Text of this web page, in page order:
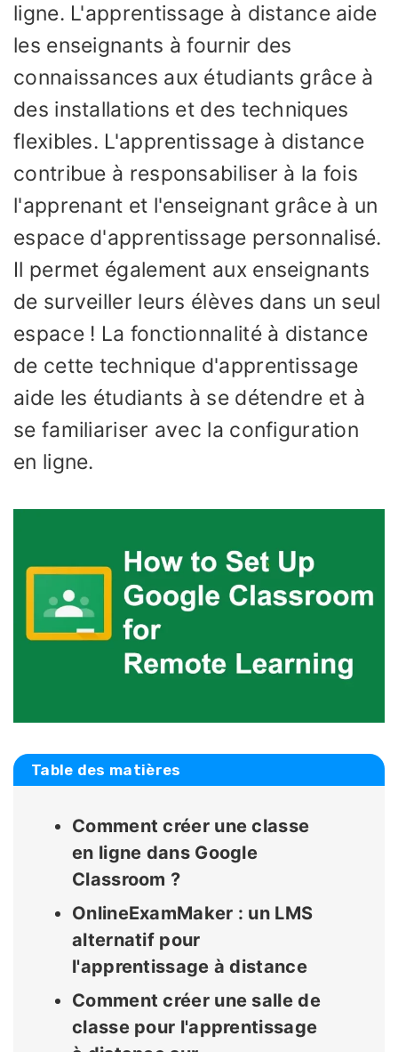
ligne. L'apprentissage à distance aide
les enseignants à fournir des
connaissances aux étudiants grâce à
des installations et des techniques
flexibles. L'apprentissage à distance
contribue à responsabiliser à la fois
l'apprenant et l'enseignant grâce à un
espace d'apprentissage personnalisé.
Il permet également aux enseignants
de surveiller leurs élèves dans un seul
espace ! La fonctionnalité à distance
de cette technique d'apprentissage
aide les étudiants à se détendre et à
se familiariser avec la configuration
en ligne.
Table des matières
Comment créer une classe
en ligne dans Google
Classroom ?
OnlineExamMaker : un LMS
alternatif pour
l'apprentissage à distance
Comment créer une salle de
classe pour l'apprentissage